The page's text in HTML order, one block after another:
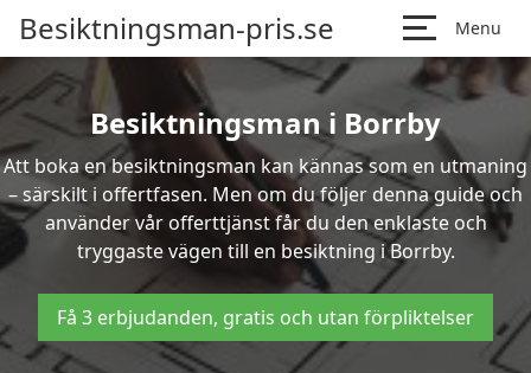
Besiktningsman-pris.se Menu
Besiktningsman i Borrby
Att boka en besiktningsman kan kännas som en utmaning
– särskilt i offertfasen. Men om du följer denna guide och
använder vår offerttjänst får du den enklaste och
tryggaste vägen till en besiktning i Borrby.
Få 3 erbjudanden, gratis och utan förpliktelser